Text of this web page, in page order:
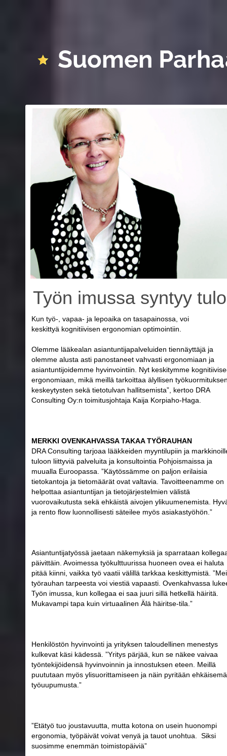
Työn imussa syntyy
Kun työ-, vapaa- ja lepoaika on tasapainossa, voi
keskittyä kognitiivisen ergonomian optimointiin.
Olemme lääkealan asiantuntijapalveluiden tiennäyttäjä ja
olemme alusta asti panostaneet vahvasti ergonomiaan ja
asiantuntijoidemme hyvinvointiin. Nyt keskitymme
ergonomiaan, mikä meillä tarkoittaa älyllisen
keskeytysten sekä tietotulvan hallitsemista”, kertoo DRA
Consulting Oy:n toimitusjohtaja Kaija Korpiaho-Haga.
MERKKI OVENKAHVASSA TAKAA TYÖRAUHAN
DRA Consulting tarjoaa lääkkeiden myyntilupiin ja
tuloon liittyviä palveluita ja konsultointia Pohjoismaissa ja
muualla Euroopassa. ”Käytössämme on paljon erilaisia
tietokantoja ja tietomäärät ovat valtavia. Tavoitteenamme on
helpottaa asiantuntijan ja tietojärjestelmien välistä
vuorovaikutusta sekä ehkäistä aivojen ylikuumenemista.
ja rento flow luonnollisesti säteilee myös asiakastyöhön.”
Asiantuntijatyössä jaetaan näkemyksiä ja sparrataan
päivittäin. Avoimessa työkulttuurissa huoneen ovea ei haluta
pitää kiinni, vaikka työ vaatii välillä tarkkaa keskittymistä.
työrauhan tarpeesta voi viestiä vapaasti. Ovenkahvassa
Työn imussa, kun kollegaa ei saa juuri sillä hetkellä häiritä.
Mukavampi tapa kuin virtuaalinen Älä häiritse-tila.”
Henkilöstön hyvinvointi ja yrityksen taloudellinen menestys
kulkevat käsi kädessä. ”Yritys pärjää, kun se näkee vaivaa
työntekijöidensä hyvinvoinnin ja innostuksen eteen. Meillä
puututaan myös ylisuorittamiseen ja näin pyritään
työuupumusta.”
”Etätyö tuo joustavuutta, mutta kotona on usein huonompi
ergonomia, työpäivät voivat venyä ja tauot unohtua. Siksi
suosimme enemmän toimistopäiviä”